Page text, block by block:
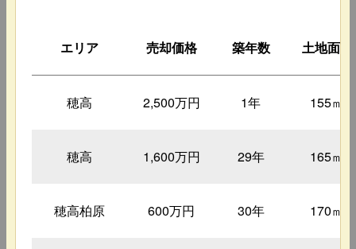
エリア 売却価格 築年数 土地面積
穂高 2,500万円 1年 155㎡
穂高 1,600万円 29年 165㎡
穂高柏原 600万円 30年 170㎡